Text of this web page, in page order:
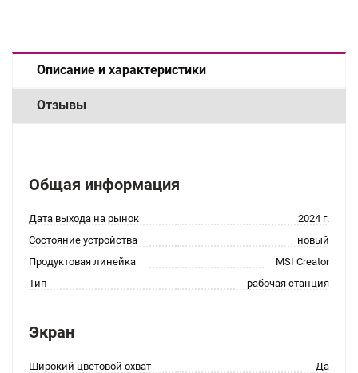
Описание и характеристики
Отзывы
Общая информация
Дата выхода на рынок
2024 г.
Состояние устройства
новый
Продуктовая линейка
MSI Creator
Тип
рабочая станция
Экран
Широкий цветовой охват
Да